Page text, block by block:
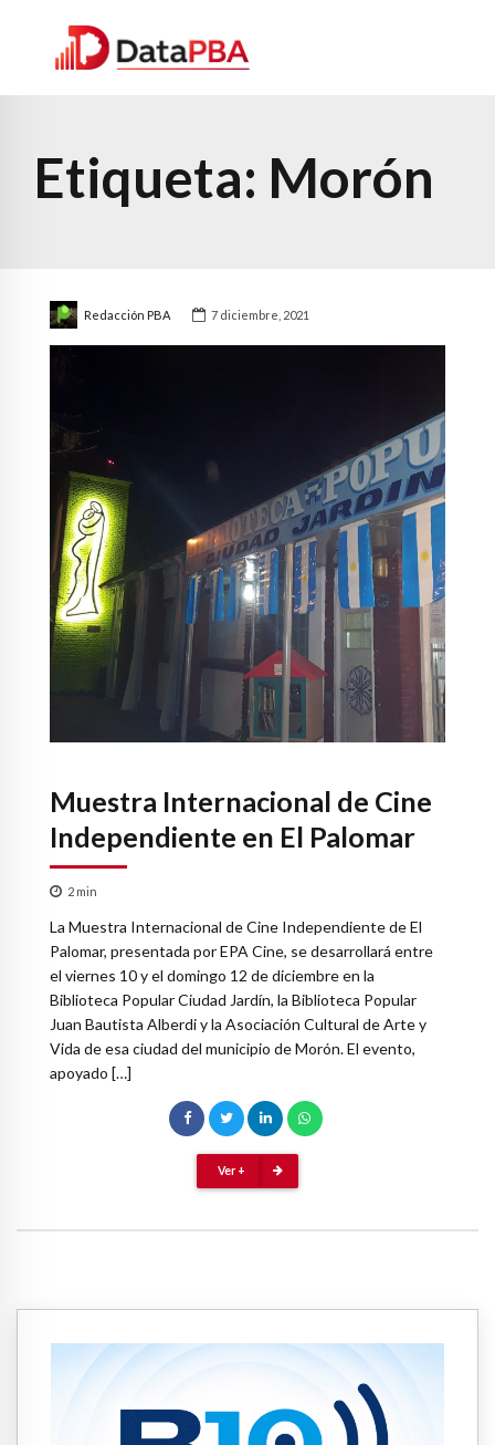
Etiqueta: Morón
Redacción PBA 7 diciembre, 2021
Muestra Internacional de Cine
Independiente en El Palomar
2 min
La Muestra Internacional de Cine Independiente de El
Palomar, presentada por EPA Cine, se desarrollará entre
el viernes 10 y el domingo 12 de diciembre en la
Biblioteca Popular Ciudad Jardín, la Biblioteca Popular
Juan Bautista Alberdi y la Asociación Cultural de Arte y
Vida de esa ciudad del municipio de Morón. El evento,
apoyado […]
Ver +